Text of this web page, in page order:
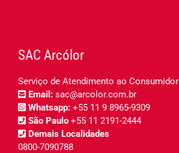
SAC Arcólor
Serviço de Atendimento ao Consumidor
Email: sac@arcolor.com.br
Whatsapp: +55 11 9 8965-9309
São Paulo +55 11 2191-2444
Demais Localidades
0800-7090788